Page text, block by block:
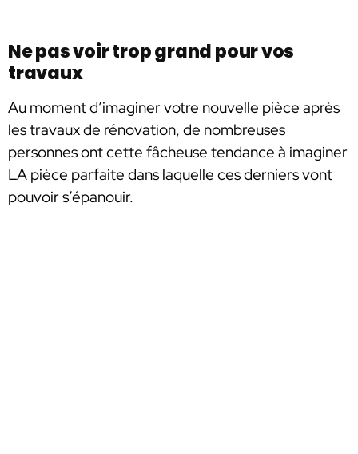
Ne pas voir trop grand pour vos
travaux
Au moment d’imaginer votre nouvelle pièce après
les travaux de rénovation, de nombreuses
personnes ont cette fâcheuse tendance à imaginer
LA pièce parfaite dans laquelle ces derniers vont
pouvoir s’épanouir.